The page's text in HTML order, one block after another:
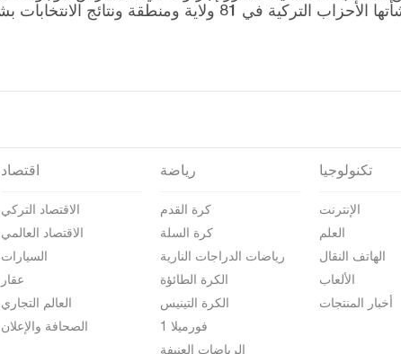
التصويت للتحالفات التي أنشأتها الأحزاب التركية
اقتصاد
الاقتصاد التركي
الاقتصاد العالمي
السيارات
عقار
العالم التجاري
الصحافة والإعلان
رياضة
كرة القدم
كرة السلة
رياضات الدراجات النارية
الكرة الطائؤة
الكرة التينيس
فورميلا 1
الرياضات العنيفة
تكنولوجيا
الإنترنت
العلم
الهاتف النقال
الألعاب
أخبار المنتجات